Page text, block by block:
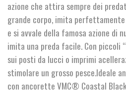
a
€19,90
azione che attira sempre dei
grande corpo, imita
e si avvale della famosa azione di
imita una preda facile. Con piccoli
sui posti da lucci o imprimi
stimolare un grosso pesce.Ideale
con ancorette VMC® Coastal